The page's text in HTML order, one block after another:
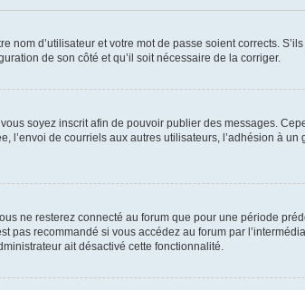
nom d’utilisateur et votre mot de passe soient corrects.
de son côté et qu’il soit nécessaire de la corriger.
soyez inscrit afin de pouvoir publier des messages.
de courriels aux autres utilisateurs, l’adhésion à
ne resterez connecté au forum que pour une période
recommandé si vous accédez au forum par
ait désactivé cette fonctionnalité.